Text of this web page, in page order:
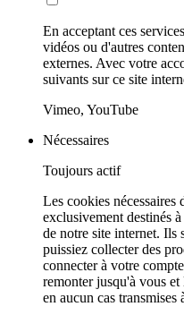
En acceptant ces
vidéos ou d'autres
externes. Avec votre
suivants sur ce site
Vimeo, YouTube
Nécessaires
Toujours actif
Les cookies
exclusivement destinés
de notre site internet. Ils
puissiez collecter des
connecter à votre
remonter jusqu'à vous et
en aucun cas transmises